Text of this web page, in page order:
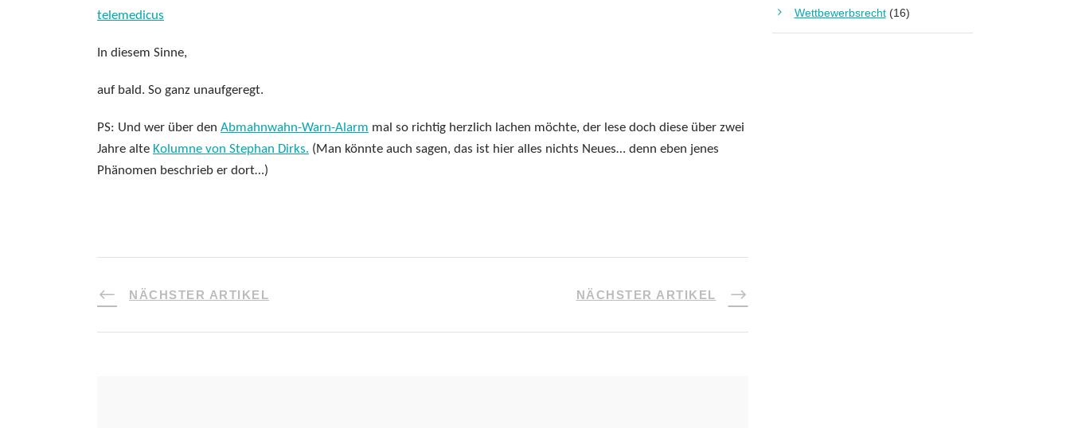
telemedicus
In diesem Sinne,
auf bald. So ganz unaufgeregt.
PS: Und wer über den Abmahnwahn-Warn-Alarm mal so richtig herzlich lachen möchte, der lese doch diese über zwei
Jahre alte Kolumne von Stephan Dirks. (Man könnte auch sagen, das ist hier alles nichts Neues… denn eben jenes
Phänomen beschrieb er dort…)
NÄCHSTER ARTIKEL NÄCHSTER ARTIKEL
Wettbewerbsrecht(16)